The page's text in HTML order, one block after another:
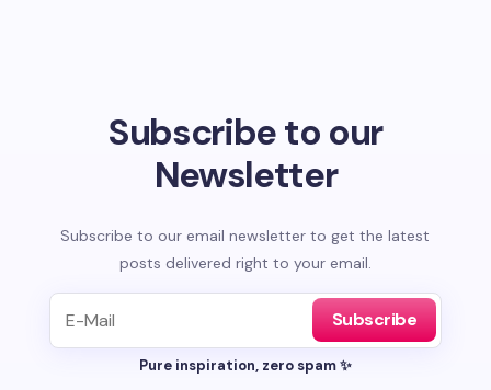
Subscribe to our
Newsletter
Subscribe to our email newsletter to get the latest
posts delivered right to your email.
Subscribe
Pure inspiration, zero spam ✨